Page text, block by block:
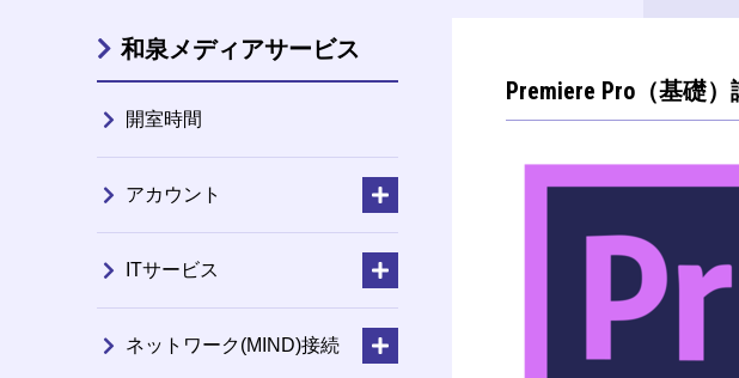
Premiere Pro（基礎
和泉メディアサービス
開室時間
アカウント
ITサービス
ネットワーク(MIND)接続